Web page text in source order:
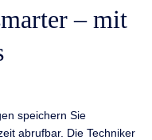
– mit
speichern Sie
abrufbar. Die Techniker